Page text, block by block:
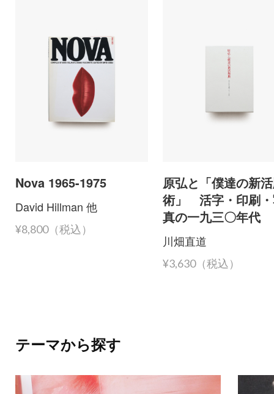
Nova 1965-1975
David Hillman 他
¥8,800（税込）
原弘と「僕達の新
術」 活字・印刷
真の一九三〇年代
川畑直道
¥3,630（税込）
テーマから探す